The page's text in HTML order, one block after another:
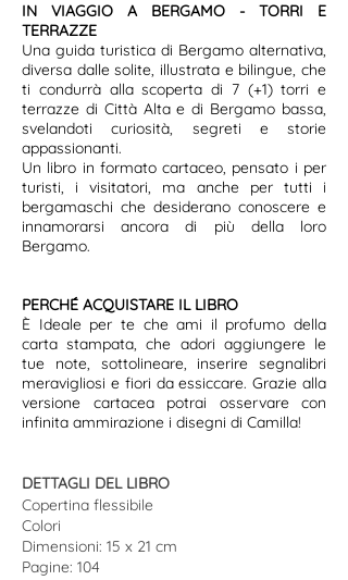
IN VIAGGIO A BERGAMO - TORRI E
TERRAZZE
Una guida turistica di Bergamo alternativa,
diversa dalle solite, illustrata e bilingue, che
ti condurrà alla scoperta di 7 (+1) torri e
terrazze di Città Alta e di Bergamo bassa,
svelandoti curiosità, segreti e storie
appassionanti.
Un libro in formato cartaceo, pensato i per
turisti, i visitatori, ma anche per tutti i
bergamaschi che desiderano conoscere e
innamorarsi ancora di più della loro
Bergamo.
PERCHÉ ACQUISTARE IL LIBRO
È Ideale per te che ami il profumo della
carta stampata, che adori aggiungere le
tue note, sottolineare, inserire segnalibri
meravigliosi e fiori da essiccare. Grazie alla
versione cartacea potrai osservare con
infinita ammirazione i disegni di Camilla!
DETTAGLI DEL LIBRO
​Copertina flessibile
Colori
Dimensioni: 15 x 21 cm
Pagine: 104